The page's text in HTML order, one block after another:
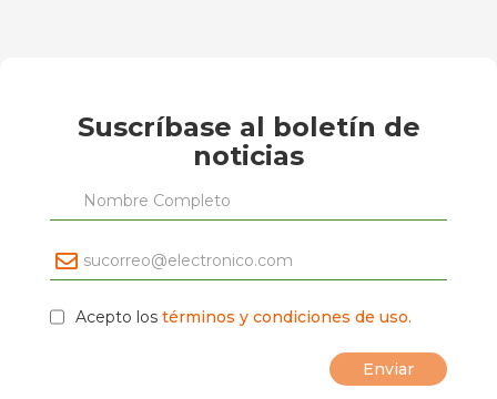
Suscríbase al boletín de
noticias
Acepto los términos y condiciones de uso.